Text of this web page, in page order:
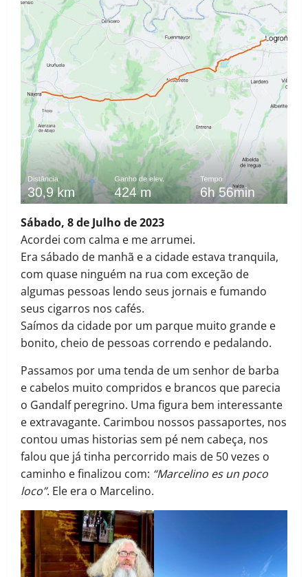
Sábado, 8 de Julhode 2023
Acordei com calma e me arrumei.
Era sábado de manhã e a cidade estava tranquila,
com quase ninguém na rua com exceção de
algumas pessoas lendo seus jornais e fumando
seus cigarros nos cafés.
Saímos da cidade por um parque muito grande e
bonito, cheio de pessoas correndo e pedalando.
Passamos por uma tenda de um senhor de barba
e cabelos muito compridos e brancos que parecia
o Gandalf peregrino. Uma figura bem interessante
e extravagante. Carimbou nossos passaportes, nos
contou umas historias sem pé nem cabeça, nos
falou que já tinha percorrido mais de 50 vezes o
caminho e finalizou com: “Marcelino es un poco
loco”. Ele era o Marcelino.